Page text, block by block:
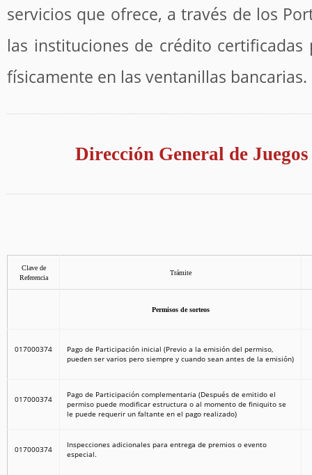
servicios que ofrece, a través de los
las instituciones de crédito
físicamente en las ventanillas bancarias.
Dirección General de
Clave de
Referencia
Trámite
Permisos de sorteos
017000374
Pago de Participación inicial (Previo a la emisión del permiso,
pueden ser varios pero siempre y cuando sean antes de la emisión)
017000374
Pago de Participación complementaria (Después de emitido el
permiso puede modificar estructura o al momento de finiquito se
le puede requerir un faltante en el pago realizado)
017000374
Inspecciones adicionales para entrega de premios o evento
especial.